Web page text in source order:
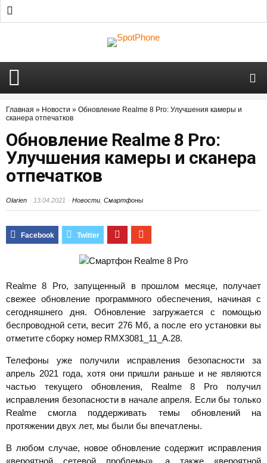
Главная » Новости » Обновление Realme 8 Pro: Улучшения камеры и
сканера отпечатков
Обновление Realme 8 Pro:
Улучшения камеры и сканера
отпечатков
Olarien 13.04.2021 Новости Смартфоны
Realme 8 Pro, запущенный в прошлом месяце, получает
свежее обновление программного обеспечения, начиная с
сегодняшнего дня. Обновление загружается с помощью
беспроводной сети, весит 276 Мб, а после его установки вы
отметите сборку номер RMX3081_11_A.28.
Телефоны уже получили исправления безопасности за
апрель 2021 года, хотя они пришли раньше и не являются
частью текущего обновления, Realme 8 Pro получил
исправления безопасности в начале апреля. Если бы только
Realme смогла поддерживать темы обновлений на
протяжении двух лет, мы были бы впечатлены.
В любом случае, новое обновление содержит исправления
«вероятной сетевой проблемы», а также «вероятной